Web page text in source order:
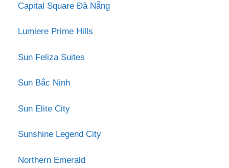
Capital Square Đà Nẵng
Lumiere Prime Hills
Sun Feliza Suites
Sun Bắc Ninh
Sun Elite City
Sunshine Legend City
Northern Emerald